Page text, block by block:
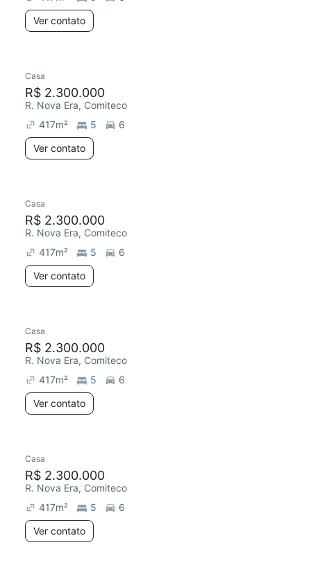
Ver contato
Casa
R$ 2.300.000
R. Nova Era, Comiteco
417m² 5
6
Ver contato
Casa
R$ 2.300.000
R. Nova Era, Comiteco
417m² 5
6
Ver contato
Casa
R$ 2.300.000
R. Nova Era, Comiteco
417m² 5
6
Ver contato
Casa
R$ 2.300.000
R. Nova Era, Comiteco
417m² 5
6
Ver contato